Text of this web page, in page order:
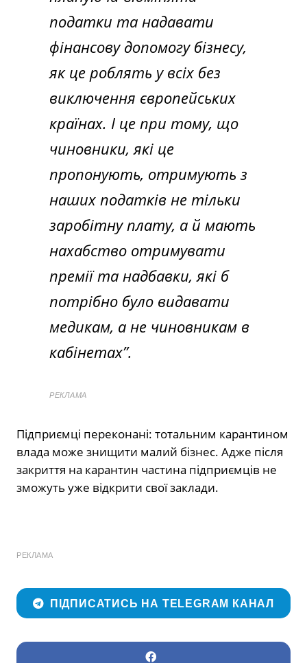
податки та надавати
фінансову допомогу бізнесу,
як це роблять у всіх без
виключення європейських
країнах. І це при тому, що
чиновники, які це
пропонують, отримують з
наших податків не тільки
заробітну плату, а й мають
нахабство отримувати
премії та надбавки, які б
потрібно було видавати
медикам, а не чиновникам в
кабінетах”.
РЕКЛАМА
Підприємці переконані: тотальним карантином
влада може знищити малий бізнес. Адже після
закриття на карантин частина підприємців не
зможуть уже відкрити свої заклади.
РЕКЛАМА
ПІДПИСАТИСЬ НА TELEGRAM КАНАЛ